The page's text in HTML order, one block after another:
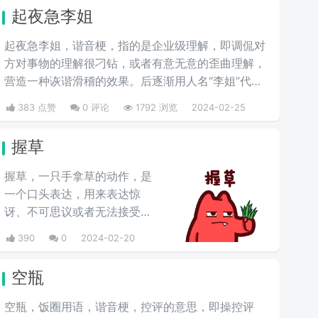
起夜急李姐
起夜急李姐，谐音梗，指的是企业级理解，即调侃对
方对事物的理解很刁钻，或者有意无意的歪曲理解，
营造一种诙谐滑稽的效果。后逐渐用人名“李姐”代
383 点赞 0 评论 1792 浏览 2024-02-25
握草
握草，一只手拿草的动作，是
一个口头表达，用来表达惊
讶、不可思议或者无法接受的
并不是骂人的意思。
390 0 2024-02-20
空瓶
空瓶，饭圈用语，谐音梗，控评的意思，即操控评